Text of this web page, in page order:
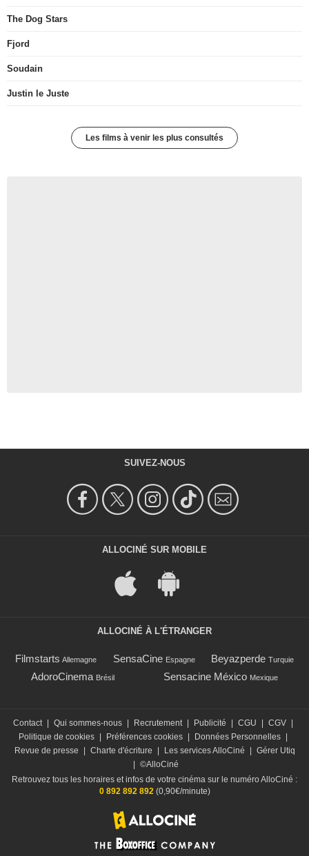
The Dog Stars
Fjord
Soudain
Justin le Juste
Les films à venir les plus consultés
SUIVEZ-NOUS
ALLOCINÉ SUR MOBILE
ALLOCINÉ À L'ÉTRANGER
Filmstarts Allemagne SensaCine Espagne Beyazperde Turquie
AdoroCinema Brésil Sensacine México Mexique
Contact Qui sommes-nous Recrutement Publicité CGU CGV
Politique de cookies
Préférences cookies Données Personnelles
Revue de presse
Charte d'écriture Les services AlloCiné
Gérer Utiq
©AlloCiné
Retrouvez tous les horaires et infos de votre cinéma sur le numéro AlloCiné :
0 892 892 892(0,90€/minute)